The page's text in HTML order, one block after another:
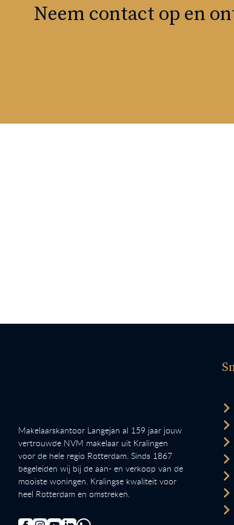
Neem contact op en
Makelaarskantoor Langejan al 159 jaar jouw
vertrouwde NVM makelaar uit Kralingen
voor de hele regio Rotterdam. Sinds 1867
begeleiden wij bij de aan- en verkoop van de
mooiste woningen. Kralingse kwaliteit voor
heel Rotterdam en omstreken.